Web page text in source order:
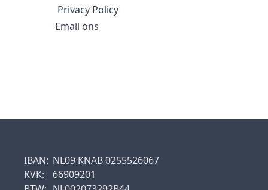
Privacy Policy
Email ons
IBAN: NL09 KNAB 0255526067
KVK:
66909201